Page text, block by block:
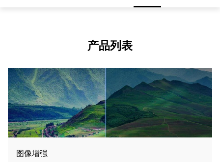
产品列表
图像增强